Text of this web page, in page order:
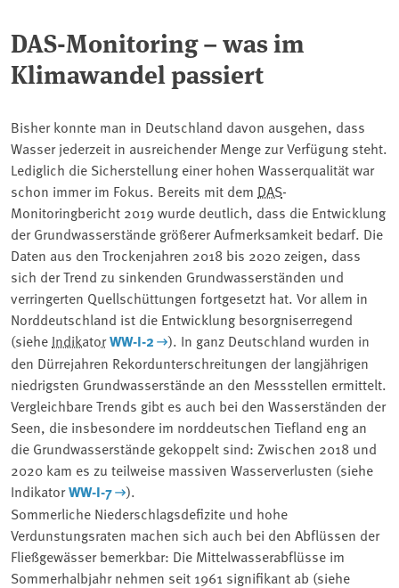
DAS-Monitoring – was im
Klimawandel passiert
Bisher konnte man in Deutschland davon ausgehen, dass
Wasser jederzeit in ausreichender Menge zur Verfügung steht.
Lediglich die Sicherstellung einer hohen Wasserqualität war
schon immer im Fokus. Bereits mit dem DAS-
Monitoringbericht 2019 wurde deutlich, dass die Entwicklung
der Grundwasserstände größerer Aufmerksamkeit bedarf. Die
Daten aus den Trockenjahren 2018 bis 2020 zeigen, dass
sich der Trend zu sinkenden Grundwasserständen und
verringerten Quellschüttungen fortgesetzt hat. Vor allem in
Norddeutschland ist die Entwicklung besorgniserregend
(siehe IndikatorWW-I-2
). In ganz Deutschland wurden in
den Dürrejahren Rekordunterschreitungen der langjährigen
niedrigsten Grundwasserstände an den Messstellen ermittelt.
Vergleichbare Trends gibt es auch bei den Wasserständen der
Seen, die insbesondere im norddeutschen Tiefland eng an
die Grundwasserstände gekoppelt sind: Zwischen 2018 und
2020 kam es zu teilweise massiven Wasserverlusten (siehe
IndikatorWW-I-7
).
Sommerliche Niederschlagsdefizite und hohe
Verdunstungsraten machen sich auch bei den Abflüssen der
Fließgewässer bemerkbar: Die Mittelwasserabflüsse im
Sommerhalbjahr nehmen seit 1961 signifikant ab (siehe